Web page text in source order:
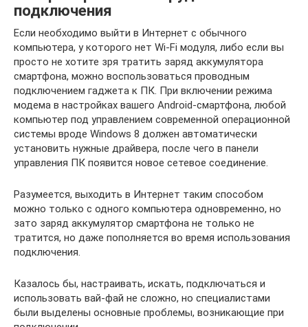
подключения
Если необходимо выйти в Интернет с обычного
компьютера, у которого нет Wi-Fi модуля, либо если вы
просто не хотите зря тратить заряд аккумулятора
смартфона, можно воспользоваться проводным
подключением гаджета к ПК. При включении режима
модема в настройках вашего Android-смартфона, любой
компьютер под управлением современной операционной
системы вроде Windows 8 должен автоматически
установить нужные драйвера, после чего в панели
управления ПК появится новое сетевое соединение.
Разумеется, выходить в Интернет таким способом
можно только с одного компьютера одновременно, но
зато заряд аккумулятор смартфона не только не
тратится, но даже пополняется во время использования
подключения.
Казалось бы, настраивать, искать, подключаться и
использовать вай-фай не сложно, но специалистами
были выделены основные проблемы, возникающие при